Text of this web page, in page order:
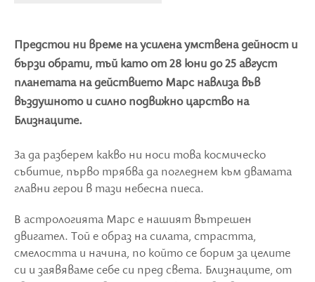
Предстои ни време на усилена умствена дейност и
бързи обрати, тъй като от 28 юни до 25 август
планетата на действието Марс навлиза във
въздушното и силно подвижно царство на
Близнаците.
За да разберем какво ни носи това космическо
събитие, първо трябва да погледнем към двамата
главни герои в тази небесна пиеса.
В астрологията Марс е нашият вътрешен
двигател. Той е образ на силата, страстта,
смелостта и начина, по който се борим за целите
си и заявяваме себе си пред света. Близнаците, от